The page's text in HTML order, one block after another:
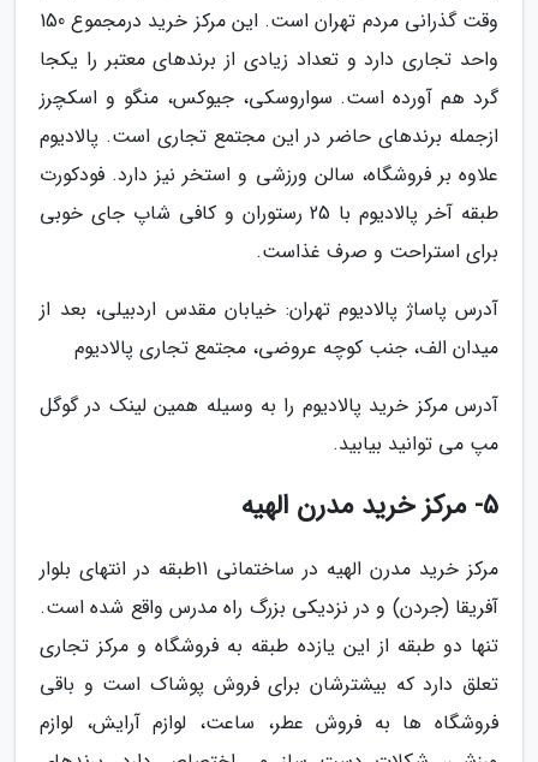
وقت گذرانی مردم تهران است. این مرکز خرید درمجموع 150
واحد تجاری دارد و تعداد زیادی از برندهای معتبر را یکجا
گرد هم آورده است. سواروسکی، جیوکس، منگو و اسکچرز
ازجمله برندهای حاضر در این مجتمع تجاری است. پالادیوم
علاوه بر فروشگاه، سالن ورزشی و استخر نیز دارد. فودکورت
طبقه آخر پالادیوم با 25 رستوران و کافی شاپ جای خوبی
برای استراحت و صرف غذاست.
آدرس پاساژ پالادیوم تهران: خیابان مقدس اردبیلی، بعد از
میدان الف، جنب کوچه عروضی، مجتمع تجاری پالادیوم
آدرس مرکز خرید پالادیوم را به وسیله همین لینک در گوگل
مپ می توانید بیابید.
5- مرکز خرید مدرن الهیه
مرکز خرید مدرن الهیه در ساختمانی 11طبقه در انتهای بلوار
آفریقا (جردن) و در نزدیکی بزرگ راه مدرس واقع شده است.
تنها دو طبقه از این یازده طبقه به فروشگاه و مرکز تجاری
تعلق دارد که بیشترشان برای فروش پوشاک است و باقی
فروشگاه ها به فروش عطر، ساعت، لوازم آرایش، لوازم